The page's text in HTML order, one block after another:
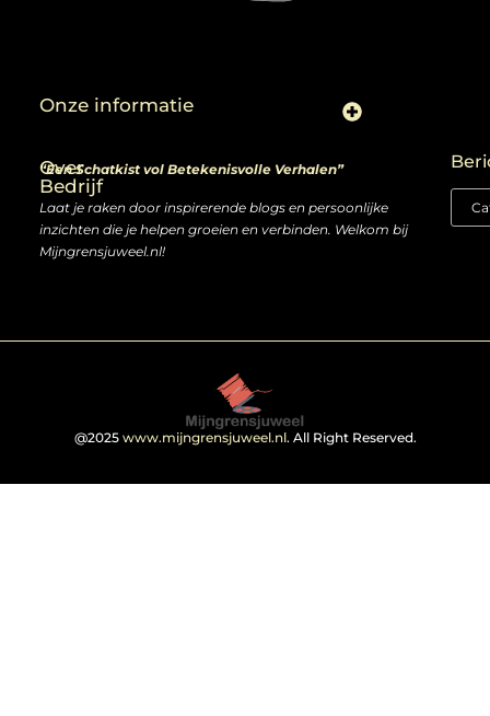
Over
Bedrijf
“Een Schatkist vol Betekenisvolle Verhalen”
Laat je raken door inspirerende blogs en persoonlijke
inzichten die je helpen groeien en verbinden. Welkom bij
Mijngrensjuweel.nl!
Onze informatie
@2025 www.mijngrensjuweel.nl. All Right Reserved.